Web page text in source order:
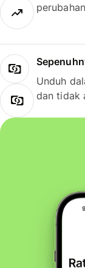
Unduh
dan tidak